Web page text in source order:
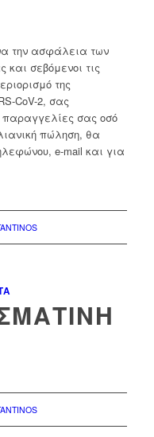
την ασφάλεια των
σεβόμενοι τις
της
CoV-2, σας
παραγγελίες σας οσό
πώληση, θα
e-mail και για